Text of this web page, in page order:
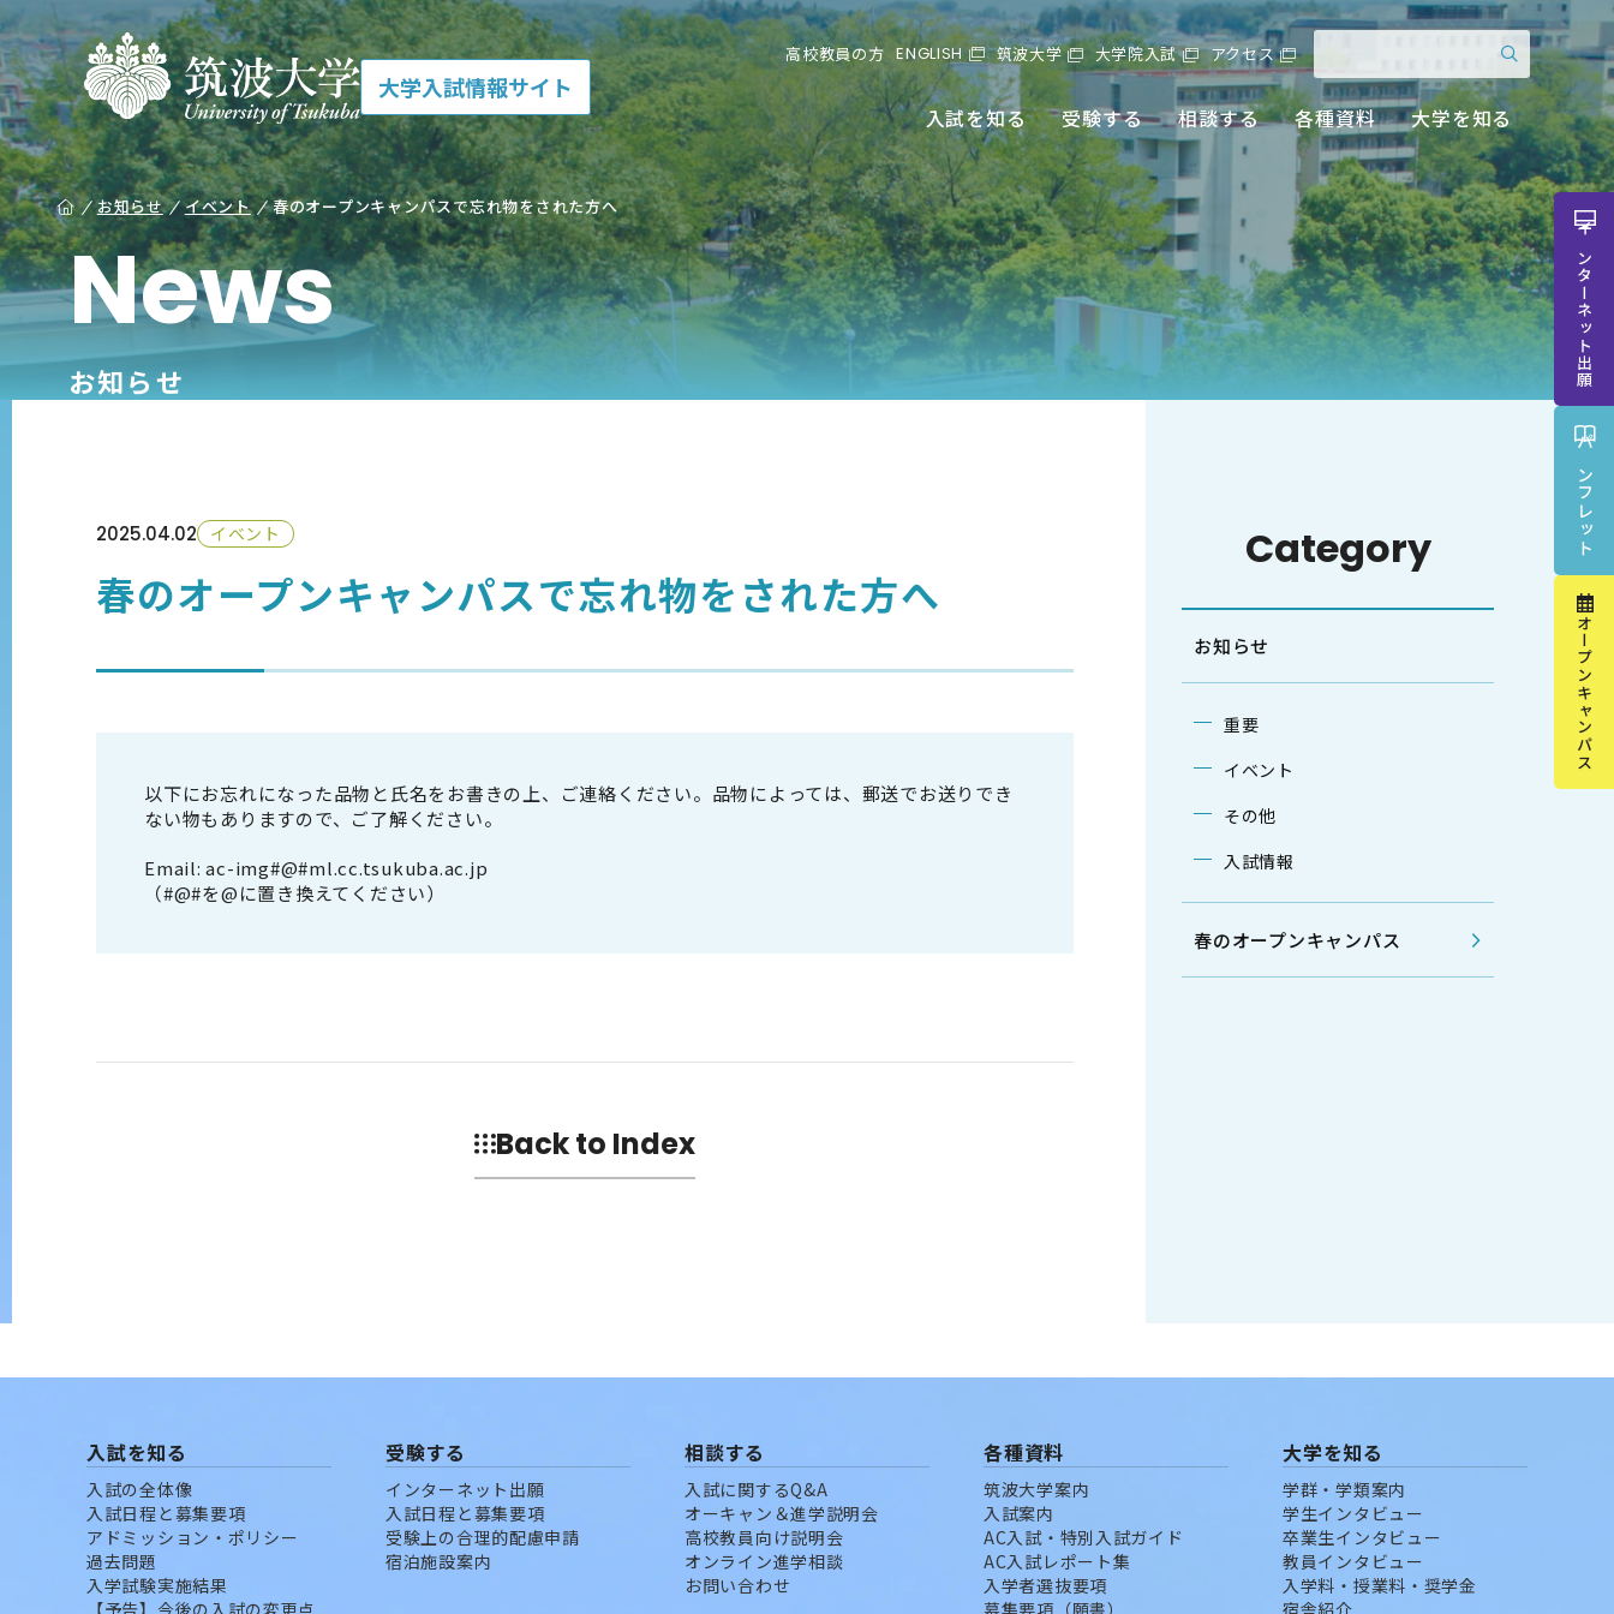
大学入試情報サイト
入試を知る 受験する 相談する 各種資料 大学を知る
高校教員の方 ENGLISH 筑波大学 大学院入試 アクセス
お知らせ イベント 春のオープンキャンパスで忘れ物をされた方へ
News
お知らせ
2025.04.02 イベント
春のオープンキャンパスで忘れ物をされた方へ
以下にお忘れになった品物と氏名をお書きの上、ご連絡ください。品物によっては、郵送でお送りでき
ない物もありますので、ご了解ください。
Email: ac-img#@#ml.cc.tsukuba.ac.jp
（#@#を@に置き換えてください）
Back to Index
Category
お知らせ
重要
イベント
その他
入試情報
春のオープンキャンパス
入試を知る
入試の全体像
入試日程と募集要項
アドミッション・ポリシー
過去問題
入学試験実施結果
【予告】今後の入試の変更点
受験する
インターネット出願
入試日程と募集要項
受験上の合理的配慮申請
宿泊施設案内
相談する
入試に関するQ&A
オーキャン＆進学説明会
高校教員向け説明会
オンライン進学相談
お問い合わせ
各種資料
筑波大学案内
入試案内
AC入試・特別入試ガイド
AC入試レポート集
入学者選抜要項
募集要項（願書）
大学を知る
学群・学類案内
学生インタビュー
卒業生インタビュー
教員インタビュー
入学料・授業料・奨学金
宿舎紹介
インターネット出願
パンフレット
オープンキャンパス